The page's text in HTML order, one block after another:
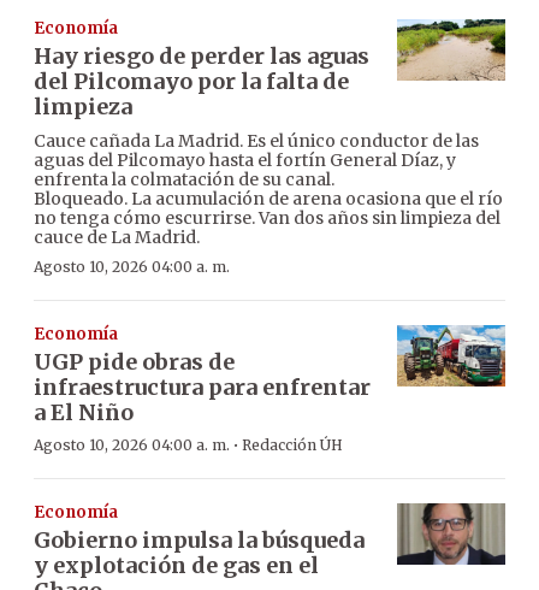
Economía
Hay riesgo de perder las aguas
del Pilcomayo por la falta de
limpieza
Cauce cañada La Madrid. Es el único conductor de las
aguas del Pilcomayo hasta el fortín General Díaz, y
enfrenta la colmatación de su canal.
Bloqueado. La acumulación de arena ocasiona que el río
no tenga cómo escurrirse. Van dos años sin limpieza del
cauce de La Madrid.
Agosto 10, 2026 04:00 a. m.
Economía
UGP pide obras de
infraestructura para enfrentar
a El Niño
Agosto 10, 2026 04:00 a. m. · Redacción ÚH
Economía
Gobierno impulsa la búsqueda
y explotación de gas en el